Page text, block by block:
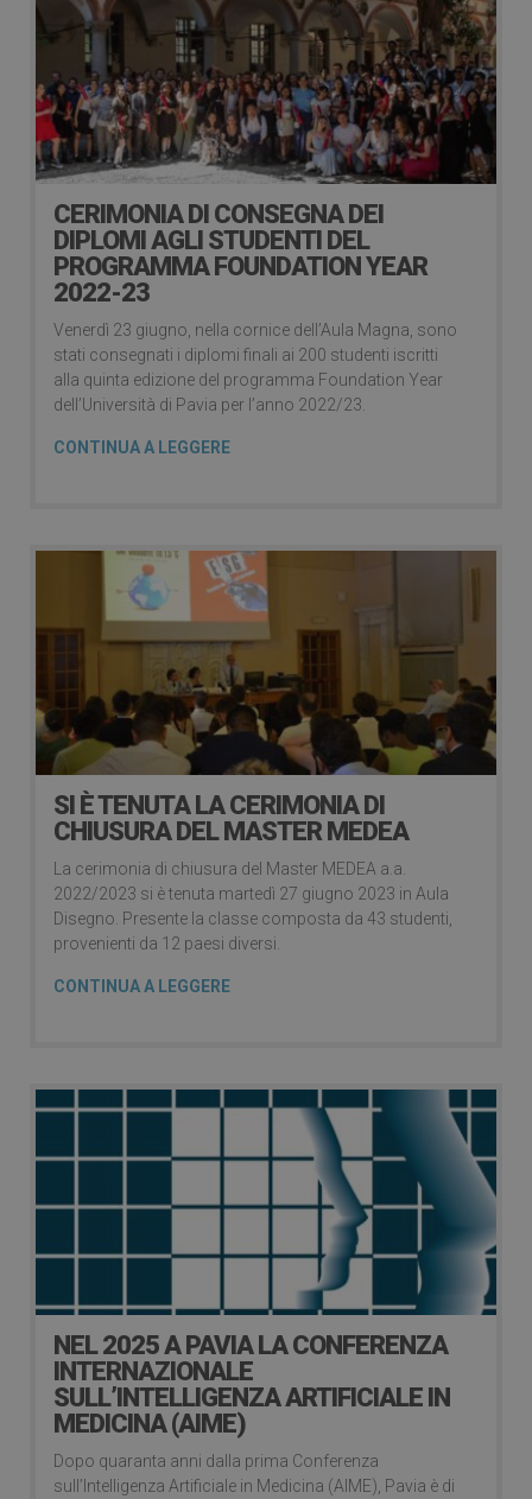
CERIMONIA DI CONSEGNA DEI
DIPLOMI AGLI STUDENTI DEL
PROGRAMMA FOUNDATION YEAR
2022-23
Venerdì 23 giugno, nella cornice dell’Aula Magna, sono
stati consegnati i diplomi finali ai 200 studenti iscritti
alla quinta edizione del programma Foundation Year
dell’Università di Pavia per l’anno 2022/23.
CONTINUA A LEGGERE
SI È TENUTA LA CERIMONIA DI
CHIUSURA DEL MASTER MEDEA
La cerimonia di chiusura del Master MEDEA a.a.
2022/2023 si è tenuta martedì 27 giugno 2023 in Aula
Disegno. Presente la classe composta da 43 studenti,
provenienti da 12 paesi diversi.
CONTINUA A LEGGERE
NEL 2025 A PAVIA LA CONFERENZA
INTERNAZIONALE
SULL’INTELLIGENZA ARTIFICIALE IN
MEDICINA (AIME)
Dopo quaranta anni dalla prima Conferenza
sull’Intelligenza Artificiale in Medicina (AIME), Pavia è di